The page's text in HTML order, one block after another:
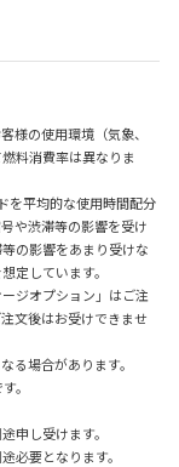
様の使用環境（気象、
料消費率は異なりま
を平均的な使用時間配分
や渋滞等の影響を受け
の影響をあまり受けな
定しています。
ジオプション」はご注
文後はお受けできませ
る場合があります。
。
申し受けます。
必要となります。